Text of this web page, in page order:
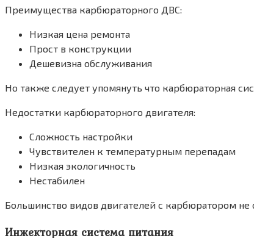
Преимущества карбюраторного ДВС:
Низкая цена ремонта
Прост в конструкции
Дешевизна обслуживания
Но также следует упомянуть что карбюраторная
Недостатки карбюраторного двигателя:
Сложность настройки
Чувствителен к температурным перепадам
Низкая экологичность
Нестабилен
Большинство видов двигателей с карбюратором не
Инжекторная система питания